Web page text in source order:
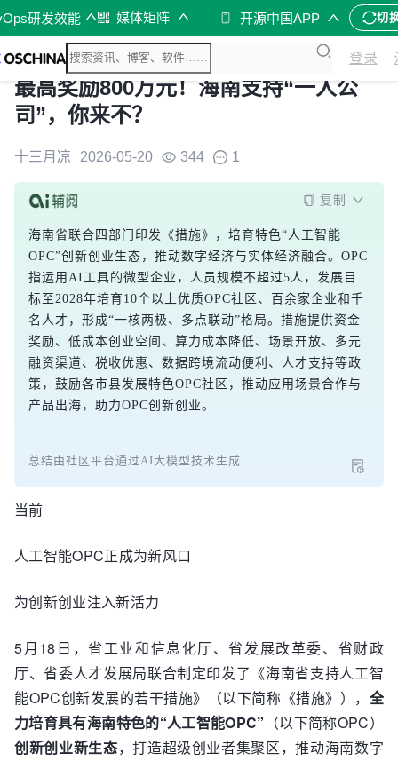
研发效能 媒体矩阵 开源中国APP 切
登录
最高奖励800万元！海南支持“一人公
司”，你来不？
十三月凉 2026-05-20 344 1
复制
海南省联合四部门印发《措施》，培育特色“人工智能
OPC”创新创业生态，推动数字经济与实体经济融合。OPC
指运用AI工具的微型企业，人员规模不超过5人，发展目
标至2028年培育10个以上优质OPC社区、百余家企业和千
名人才，形成“一核两极、多点联动”格局。措施提供资金
奖励、低成本创业空间、算力成本降低、场景开放、多元
融资渠道、税收优惠、数据跨境流动便利、人才支持等政
策，鼓励各市县发展特色OPC社区，推动应用场景合作与
产品出海，助力OPC创新创业。
总结由社区平台通过AI大模型技术生成
当前
人工智能OPC正成为新风口
为创新创业注入新活力
5月18日，省工业和信息化厅、省发展改革委、省财政
厅、省委人才发展局联合制定印发了《海南省支持人工智
能OPC创新发展的若干措施》（以下简称《措施》）， 全
力培育具有海南特色的“人工智能OPC” （以下简称OPC）
创新创业新生态，打造超级创业者集聚区，推动海南数字